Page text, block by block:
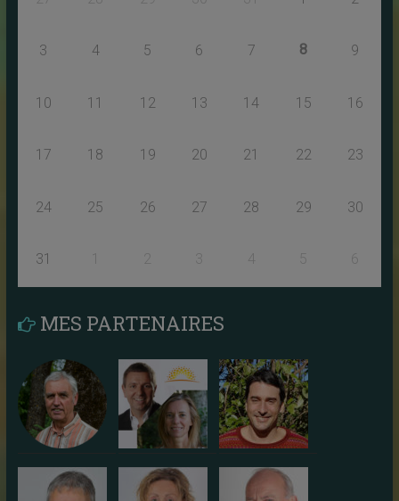
3 4 5 6 7 8 9
10 11 12 13 14 15 16
17 18 19 20 21 22 23
24 25 26 27 28 29 30
31 1 2 3 4 5 6
MES PARTENAIRES